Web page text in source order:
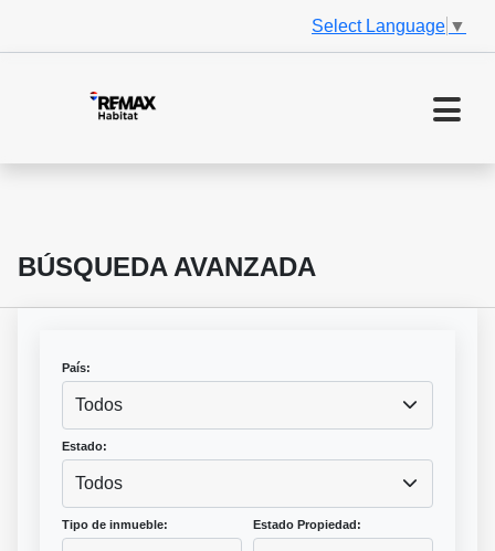
Select Language ▼
BÚSQUEDA AVANZADA
País:
Todos
Estado:
Todos
Tipo de inmueble: Estado Propiedad: